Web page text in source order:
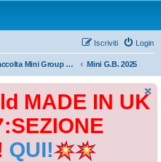
Login
Iscriviti
Raccolta Mini Group Build Mini G.B. 2025
MADE IN UK
QUI!